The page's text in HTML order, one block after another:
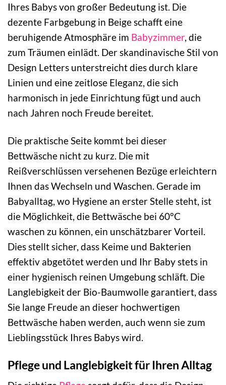
Ihres Babys von großer Bedeutung ist. Die
dezente Farbgebung in Beige schafft eine
beruhigende Atmosphäre im Babyzimmer, die
zum Träumen einlädt. Der skandinavische Stil von
Design Letters unterstreicht dies durch klare
Linien und eine zeitlose Eleganz, die sich
harmonisch in jede Einrichtung fügt und auch
nach Jahren noch Freude bereitet.
Die praktische Seite kommt bei dieser
Bettwäsche nicht zu kurz. Die mit
Reißverschlüssen versehenen Bezüge erleichtern
Ihnen das Wechseln und Waschen. Gerade im
Babyalltag, wo Hygiene an erster Stelle steht, ist
die Möglichkeit, die Bettwäsche bei 60°C
waschen zu können, ein unschätzbarer Vorteil.
Dies stellt sicher, dass Keime und Bakterien
effektiv abgetötet werden und Ihr Baby stets in
einer hygienisch reinen Umgebung schläft. Die
Langlebigkeit der Bio-Baumwolle garantiert, dass
Sie lange Freude an dieser hochwertigen
Bettwäsche haben werden, auch wenn sie zum
Lieblingsstück Ihres Babys wird.
Pflege und Langlebigkeit für Ihren Alltag